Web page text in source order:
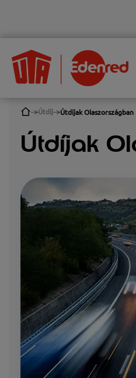
Útdíj Útdíjak Olaszországban
Útdíjak